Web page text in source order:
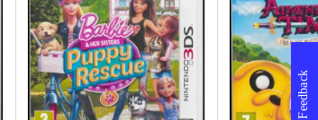
Feedback